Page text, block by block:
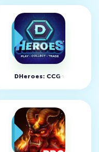
DHeroes: CCG v0.20